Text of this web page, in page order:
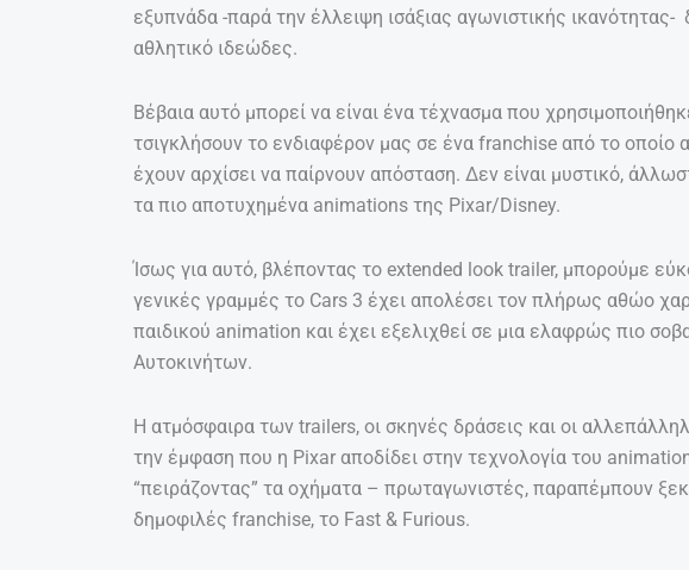
εξυπνάδα -παρά την έλλειψη ισάξιας αγωνιστικής ικανότητας-
αθλητικό ιδεώδες.
Βέβαια αυτό μπορεί να είναι ένα τέχνασμα που
τσιγκλήσουν το ενδιαφέρον μας σε ένα franchise από το οποίο
έχουν αρχίσει να παίρνουν απόσταση. Δεν είναι μυστικό,
τα πιο αποτυχημένα animations της Pixar/Disney.
Ίσως για αυτό, βλέποντας το extended look trailer, μπορούμε
γενικές γραμμές το Cars 3 έχει απολέσει τον πλήρως αθώο
παιδικού animation και έχει εξελιχθεί σε μια ελαφρώς πιο
Αυτοκινήτων.
Η ατμόσφαιρα των trailers, οι σκηνές δράσεις και οι
την έμφαση που η Pixar αποδίδει στην τεχνολογία του
“πειράζοντας” τα οχήματα – πρωταγωνιστές, παραπέμπουν
δημοφιλές franchise, το Fast & Furious.